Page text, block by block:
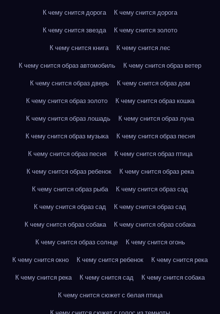
К чему снится дорога
К чему снится дорога
К чему снится звезда
К чему снится золото
К чему снится книга
К чему снится лес
К чему снится образ автомобиль
К чему снится образ ветер
К чему снится образ дверь
К чему снится образ дом
К чему снится образ золото
К чему снится образ кошка
К чему снится образ лошадь
К чему снится образ луна
К чему снится образ музыка
К чему снится образ песня
К чему снится образ песня
К чему снится образ птица
К чему снится образ ребенок
К чему снится образ река
К чему снится образ рыба
К чему снится образ сад
К чему снится образ сад
К чему снится образ сад
К чему снится образ собака
К чему снится образ собака
К чему снится образ солнце
К чему снится огонь
К чему снится окно
К чему снится ребенок
К чему снится река
К чему снится река
К чему снится сад
К чему снится собака
К чему снится сюжет с белая птица